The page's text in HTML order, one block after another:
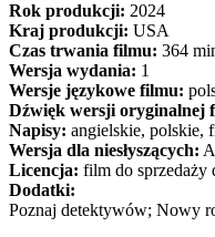
Rok produkcji: 2024
Kraj produkcji: USA
Czas trwania filmu: 364
Wersja wydania: 1
Wersje językowe filmu:
Dźwięk wersji oryginalnej
Napisy: angielskie, polskie,
Wersja dla niesłyszących:
Licencja: film do sprzedaży
Dodatki:
Poznaj detektywów; Nowy